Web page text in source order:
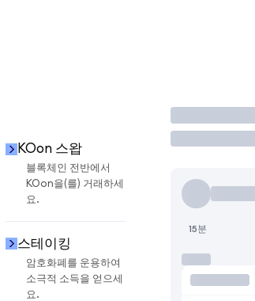
KOon 스왑
블록체인 전반에서
KOon을(를) 거래하세
요.
스테이킹
암호화폐를 운용하여
소극적 소득을 얻으세
요.
거래
15분